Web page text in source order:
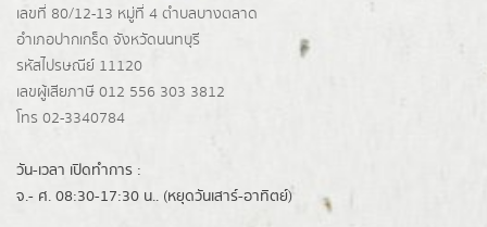
เลขที่ 80/12-13 หมู่ที่ 4 ตำบลบางตลาด
อำเภอปากเกร็ด จังหวัดนนทบุรี
รหัสไปรษณีย์ 11120
เลขผู้เสียภาษี 012 556 303 3812
โทร 02-3340784
วัน-เวลา เปิดทำการ :
จ.- ศ. 08:30-17:30 น.. (หยุดวันเสาร์-อาทิตย์)